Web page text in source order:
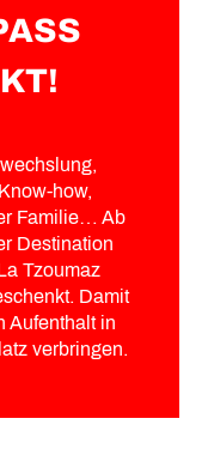
how,
Familie… Ab
Destination
Tzoumaz
Damit
Aufenthalt in
verbringen.